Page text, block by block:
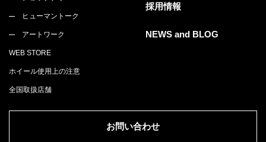
ヒューマントーク
アートワーク
WEB STORE
ホイール使用上の注意
全国取扱店舗
採用情報
NEWS and BLOG
お問い合わせ